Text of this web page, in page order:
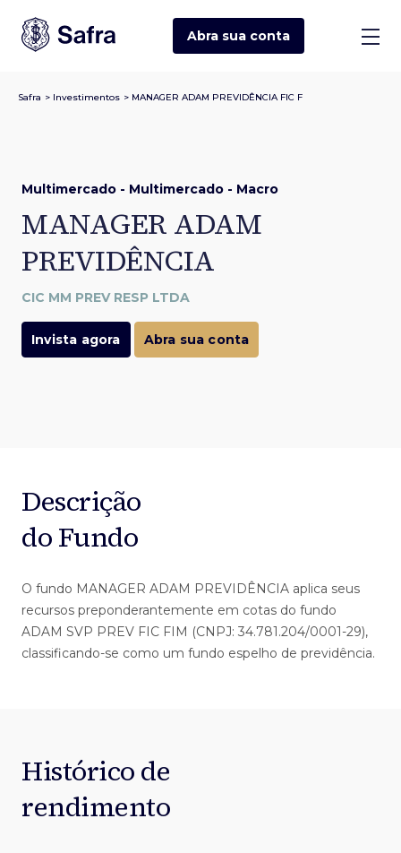
Abra sua conta
Safra > Investimentos > MANAGER ADAM PREVIDÊNCIA FIC F
Multimercado - Multimercado - Macro
MANAGER ADAM
PREVIDÊNCIA
CIC MM PREV RESP LTDA
Invista agora Abra sua conta
Descrição
do Fundo
O fundo MANAGER ADAM PREVIDÊNCIA aplica seus
recursos preponderantemente em cotas do fundo
ADAM SVP PREV FIC FIM (CNPJ: 34.781.204/0001-29),
classificando-se como um fundo espelho de previdência.
Histórico de
rendimento